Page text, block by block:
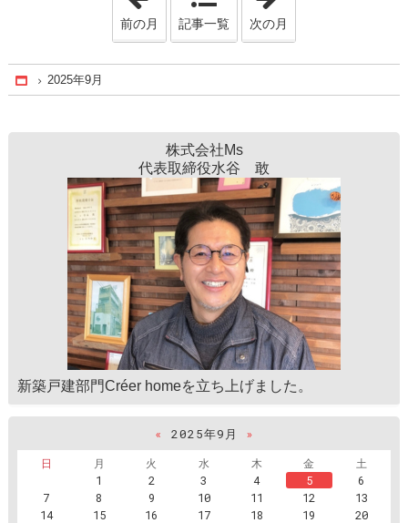
前の月 記事一覧 次の月
Home
2025年9月
株式会社Ms
代表取締役水谷 敢
新築戸建部門Créer homeを立ち上げました。
« 2025年9月
»
日
月 火 水 木 金
土
1
2 3 4 5
6
7
8 9 10 11 12
13
14
15 16 17 18 19
20